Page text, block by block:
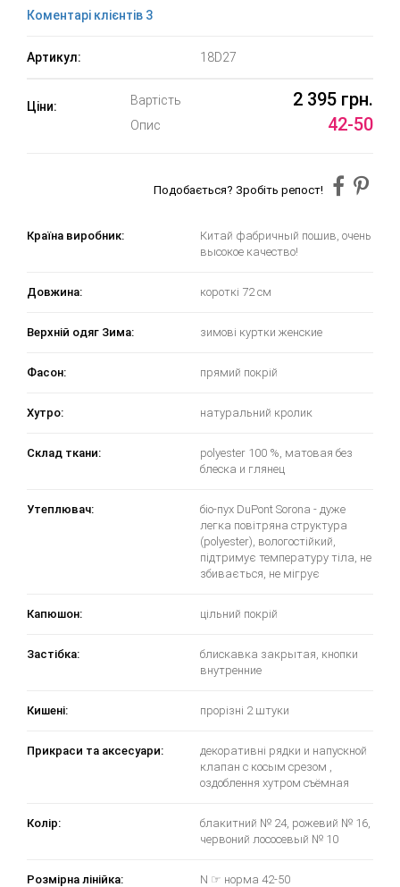
Коментарі клієнтів 3
Артикул: 18D27
Ціни: Вартість 2 395 грн.
Опис 42-50
Подобається? Зробіть репост!
Країна виробник:
Китай фабричный пошив, очень
высокое качество!
Довжина: короткі 72 см
Верхній одяг Зима: зимові куртки женские
Фасон: прямий покрій
Хутро: натуральний кролик
Склад ткани:
polyester 100 %, матовая без
блеска и глянец
Утеплювач:
біо-пух DuPont Sorona - дуже
легка повітряна структура
(polyester), вологостійкий,
підтримує температуру тіла, не
збивається, не мігрує
Капюшон: цільний покрій
Застібка:
блискавка закрытая, кнопки
внутренние
Кишені: прорізні 2 штуки
Прикраси та аксесуари:
декоративні рядки и напускной
клапан с косым срезом ,
оздоблення хутром съёмная
Колір:
блакитний № 24, рожевий № 16,
червоний лососевый № 10
Розмірна лінійка: N ☞ норма 42-50